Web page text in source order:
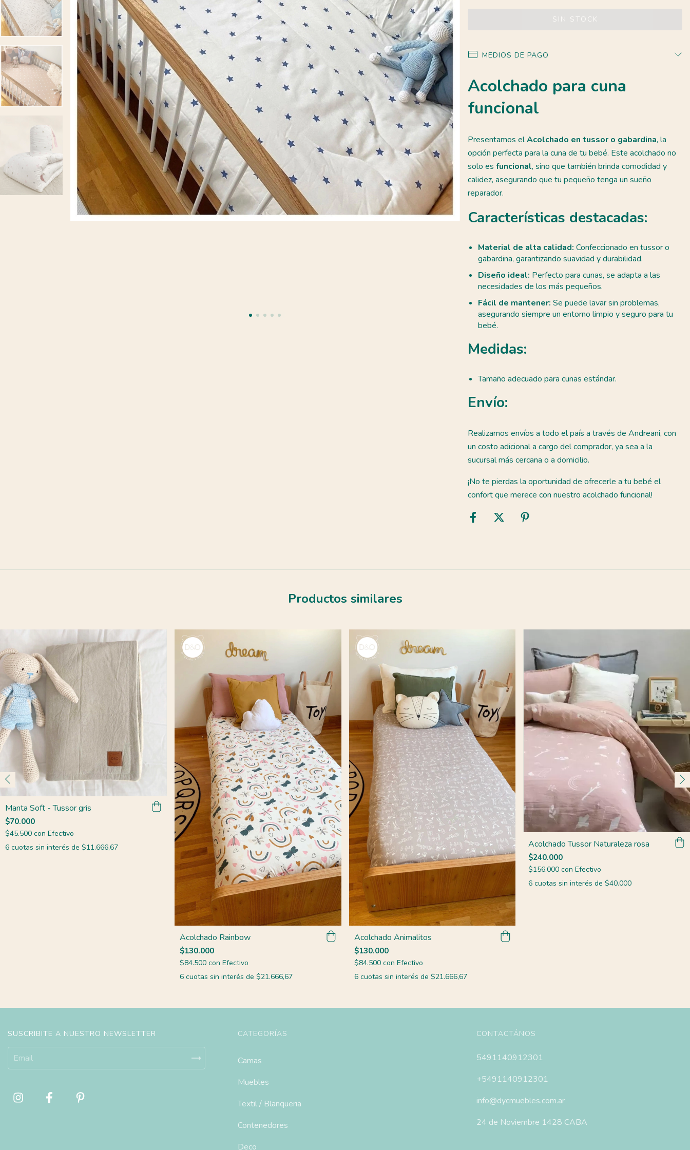
MEDIOS DE PAGO
Acolchado para cuna
funcional
Presentamos elAcolchado en tussor o gabardina, la
opción perfecta para la cuna de tu bebé. Este acolchado no
solo es funcional, sino que también brinda comodidad y
calidez, asegurando que tu pequeño tenga un sueño
reparador.
Características destacadas:
Material de alta calidad: Confeccionado en tussor o
gabardina, garantizando suavidad y durabilidad.
Diseño ideal: Perfecto para cunas, se adapta a las
necesidades de los más pequeños.
Fácil de mantener: Se puede lavar sin problemas,
asegurando siempre un entorno limpio y seguro para tu
bebé.
Medidas:
Tamaño adecuado para cunas estándar.
Envío:
Realizamos envíos a todo el país a través de Andreani, con
un costo adicional a cargo del comprador, ya sea a la
sucursal más cercana o a domicilio.
¡No te pierdas la oportunidad de ofrecerle a tu bebé el
confort que merece con nuestro acolchado funcional!
Productos similares
Manta Soft - Tussor gris
$70.000
$45.500 con Efectivo
6 cuotas sin interés de $11.666,67
Acolchado Rainbow
$130.000
$84.500 con Efectivo
6 cuotas sin interés de $21.666,67
Acolchado Animalitos
$130.000
$84.500 con Efectivo
6 cuotas sin interés de $21.666,67
Acolchado Tussor Naturaleza rosa
$240.000
$156.000con Efectivo
6 cuotas sin interés de$40.000
SUSCRIBITE A NUESTRO NEWSLETTER CATEGORÍAS
Camas
Muebles
Textil / Blanqueria
Contenedores
Deco
CONTACTÁNOS
5491140912301
+5491140912301
info@dycmuebles.com.ar
24 de Noviembre 1428 CABA